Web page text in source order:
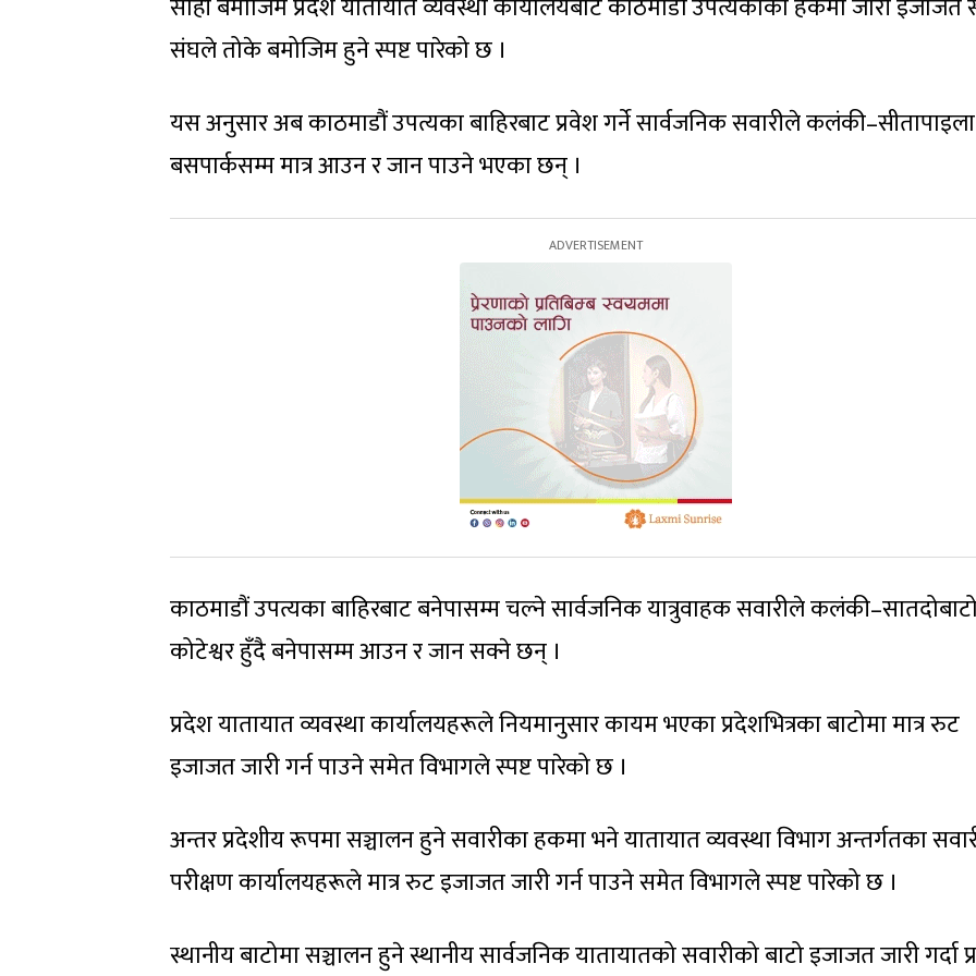
सोही बमोजिम प्रदेश यातायात व्यवस्था कार्यालयबाट काठमाडौं उपत्यकाका हकमा जारी
संघले तोके बमोजिम हुने स्पष्ट पारेको छ ।
यस अनुसार अब काठमाडौं उपत्यका बाहिरबाट प्रवेश गर्ने सार्वजनिक सवारीले
बसपार्कसम्म मात्र आउन र जान पाउने भएका छन् ।
काठमाडौं उपत्यका बाहिरबाट बनेपासम्म चल्ने सार्वजनिक यात्रुवाहक सवारीले
कोटेश्वर हुँदै बनेपासम्म आउन र जान सक्ने छन् ।
प्रदेश यातायात व्यवस्था कार्यालयहरूले नियमानुसार कायम भएका प्रदेशभित्रका बाटोमा मात्र रुट
इजाजत जारी गर्न पाउने समेत विभागले स्पष्ट पारेको छ ।
अन्तर प्रदेशीय रूपमा सञ्चालन हुने सवारीका हकमा भने यातायात व्यवस्था विभाग अन्तर्गतका
परीक्षण कार्यालयहरूले मात्र रुट इजाजत जारी गर्न पाउने समेत विभागले स्पष्ट पारेको छ ।
स्थानीय बाटोमा सञ्चालन हुने स्थानीय सार्वजनिक यातायातको सवारीको बाटो इजाजत जारी गर्दा